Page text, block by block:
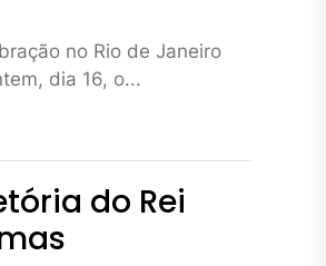
no Rio de Janeiro
dia 16, o...
do Rei